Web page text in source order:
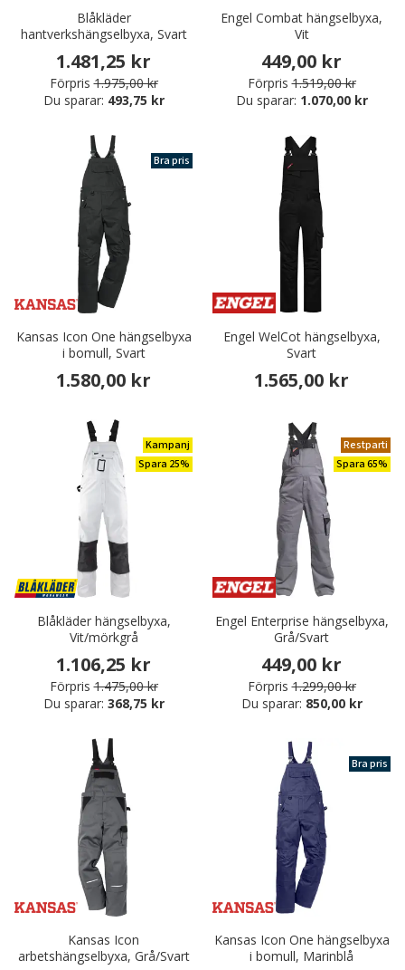
Blåkläder
hantverkshängselbyxa, Svart
1.481,25 kr
Förpris 1.975,00 kr
Du sparar: 493,75 kr
Engel Combat hängselbyxa,
Vit
449,00 kr
Förpris 1.519,00 kr
Du sparar: 1.070,00 kr
Bra pris
Kansas Icon One hängselbyxa
i bomull, Svart
1.580,00 kr
Engel WelCot hängselbyxa,
Svart
1.565,00 kr
Kampanj
Spara 25%
Blåkläder hängselbyxa,
Vit/mörkgrå
1.106,25 kr
Förpris 1.475,00 kr
Du sparar: 368,75 kr
Restparti
Spara 65%
Engel Enterprise hängselbyxa,
Grå/Svart
449,00 kr
Förpris 1.299,00 kr
Du sparar: 850,00 kr
Kansas Icon
arbetshängselbyxa, Grå/Svart
Bra pris
Kansas Icon One hängselbyxa
i bomull, Marinblå